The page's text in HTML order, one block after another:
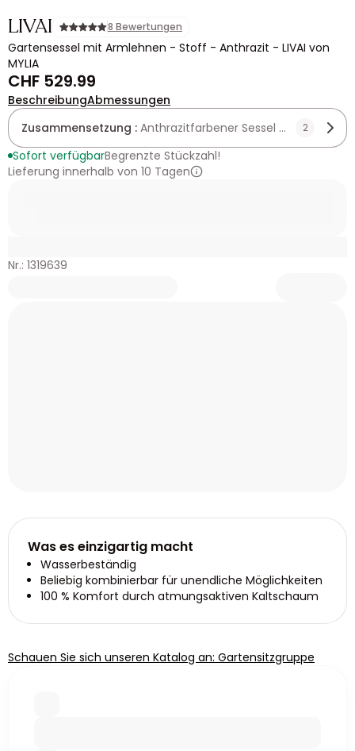
LIVAI 8 Bewertungen
Gartensessel mit Armlehnen - Stoff - Anthrazit - LIVAI von
MYLIA
CHF 529.99
BeschreibungAbmessungen
Zusammensetzung : Anthrazitfarbener Sessel mit 2
Sofort verfügbarBegrenzte Stückzahl!
Lieferung innerhalb von 10 Tagen
Nr.: 1319639
Was es einzigartig macht
Wasserbeständig
Beliebig kombinierbar für unendliche Möglichkeiten
100 % Komfort durch atmungsaktiven Kaltschaum
Schauen Sie sich unseren Katalog an: Gartensitzgruppe